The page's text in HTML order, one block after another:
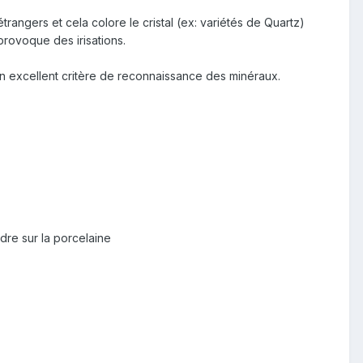
et cela colore le cristal (ex: variétés de Quartz)
des irisations.
critère de reconnaissance des minéraux.
sur la porcelaine